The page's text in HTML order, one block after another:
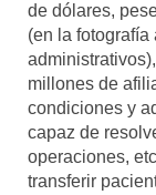
de dólares,
(en la fotografía
millones de
condiciones y
capaz de
operaciones,
transferir